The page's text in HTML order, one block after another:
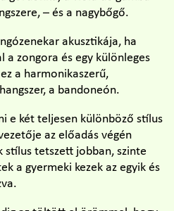
– és a nagybőgő.
akusztikája, ha
a zongora és egy különleges
a harmonikaszerű,
a bandoneón.
e két teljesen különböző stílus
az előadás végén
stílus tetszett jobban, szinte
a gyermeki kezek az egyik és